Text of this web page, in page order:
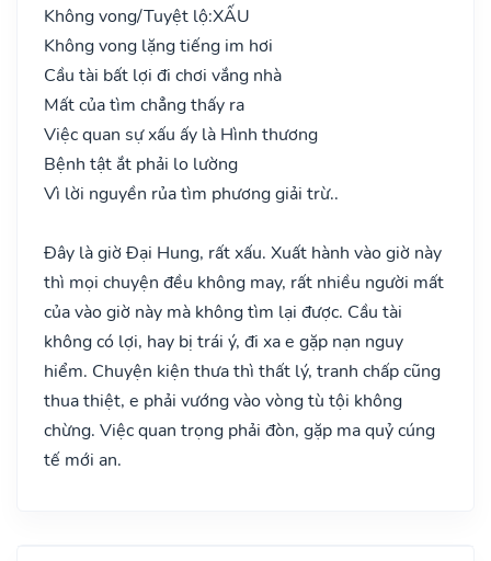
Không vong/Tuyệt lộ:XẤU
Không vong lặng tiếng im hơi
Cầu tài bất lợi đi chơi vắng nhà
Mất của tìm chẳng thấy ra
Việc quan sự xấu ấy là Hình thương
Bệnh tật ắt phải lo lường
Vì lời nguyền rủa tìm phương giải trừ..
Đây là giờ Đại Hung, rất xấu. Xuất hành vào giờ này
thì mọi chuyện đều không may, rất nhiều người mất
của vào giờ này mà không tìm lại được. Cầu tài
không có lợi, hay bị trái ý, đi xa e gặp nạn nguy
hiểm. Chuyện kiện thưa thì thất lý, tranh chấp cũng
thua thiệt, e phải vướng vào vòng tù tội không
chừng. Việc quan trọng phải đòn, gặp ma quỷ cúng
tế mới an.